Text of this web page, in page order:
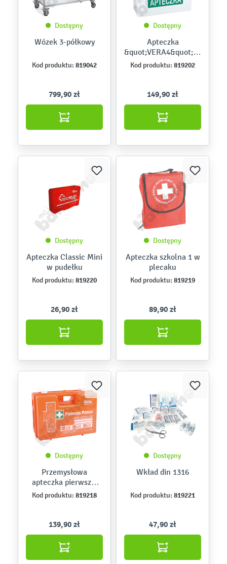
Dostępny
Wózek 3-półkowy
Kod produktu: 819042
799,90 zł
Dostępny
Apteczka
&quot;VERA4&quot; w
szafce metalowej
Kod produktu: 819202
149,90 zł
Dostępny
Apteczka Classic Mini
w pudełku
Kod produktu: 819220
26,90 zł
Dostępny
Apteczka szkolna 1 w
plecaku
Kod produktu: 819219
89,90 zł
Dostępny
Przemysłowa
apteczka pierwszej
pomocy TOP 10
Kod produktu: 819218
139,90 zł
Dostępny
Wkład din 1316
Kod produktu: 819221
47,90 zł